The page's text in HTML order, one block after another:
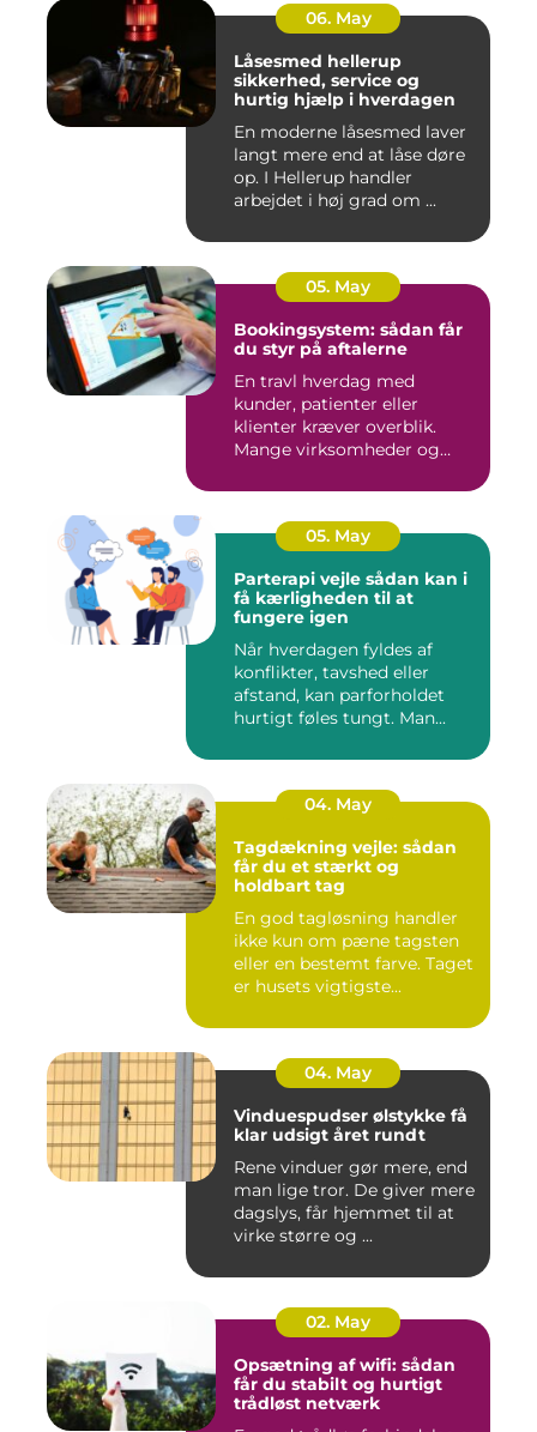
06. May
Låsesmed hellerup
sikkerhed, service og
hurtig hjælp i hverdagen
En moderne låsesmed laver
langt mere end at låse døre
op. I Hellerup handler
arbejdet i høj grad om ...
05. May
Bookingsystem: sådan får
du styr på aftalerne
En travl hverdag med
kunder, patienter eller
klienter kræver overblik.
Mange virksomheder og
05. May
Parterapi vejle sådan kan i
få kærligheden til at
fungere igen
Når hverdagen fyldes af
konflikter, tavshed eller
afstand, kan parforholdet
hurtigt føles tungt. Man...
04. May
Tagdækning vejle: sådan
får du et stærkt og
holdbart tag
En god tagløsning handler
ikke kun om pæne tagsten
eller en bestemt farve. Taget
er husets vigtigste...
04. May
Vinduespudser ølstykke få
klar udsigt året rundt
Rene vinduer gør mere, end
man lige tror. De giver mere
dagslys, får hjemmet til at
virke større og ...
02. May
Opsætning af wifi: sådan
får du stabilt og hurtigt
trådløst netværk